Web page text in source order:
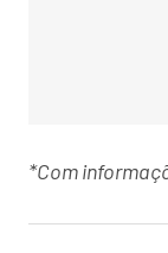
*Com